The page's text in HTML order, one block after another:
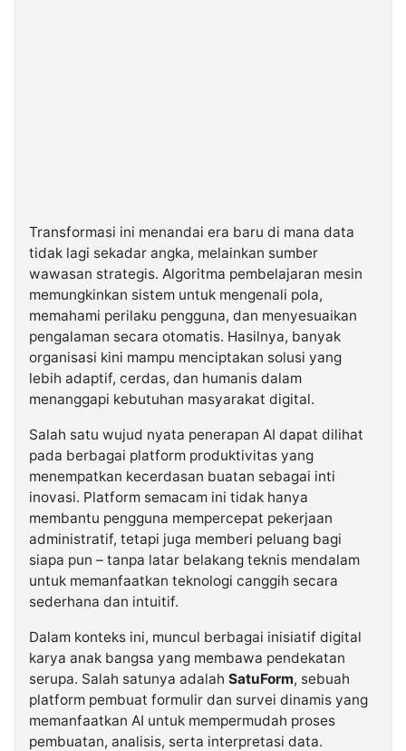
Transformasi ini menandai era baru di mana data
tidak lagi sekadar angka, melainkan sumber
wawasan strategis. Algoritma pembelajaran mesin
memungkinkan sistem untuk mengenali pola,
memahami perilaku pengguna, dan menyesuaikan
pengalaman secara otomatis. Hasilnya, banyak
organisasi kini mampu menciptakan solusi yang
lebih adaptif, cerdas, dan humanis dalam
menanggapi kebutuhan masyarakat digital.
Salah satu wujud nyata penerapan AI dapat dilihat
pada berbagai platform produktivitas yang
menempatkan kecerdasan buatan sebagai inti
inovasi. Platform semacam ini tidak hanya
membantu pengguna mempercepat pekerjaan
administratif, tetapi juga memberi peluang bagi
siapa pun – tanpa latar belakang teknis mendalam
untuk memanfaatkan teknologi canggih secara
sederhana dan intuitif.
Dalam konteks ini, muncul berbagai inisiatif digital
karya anak bangsa yang membawa pendekatan
serupa. Salah satunya adalah SatuForm, sebuah
platform pembuat formulir dan survei dinamis yang
memanfaatkan AI untuk mempermudah proses
pembuatan, analisis, serta interpretasi data.